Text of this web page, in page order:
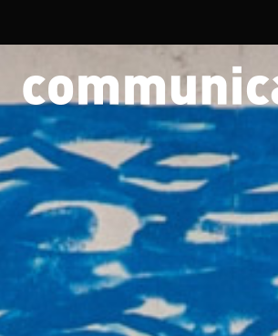
Overslaan en naar de inhoud gaan